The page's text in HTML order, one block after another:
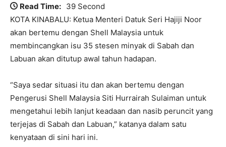
Read Time: 39 Second
KOTA KINABALU: Ketua Menteri Datuk Seri Hajiji Noor
akan bertemu dengan Shell Malaysia untuk
membincangkan isu 35 stesen minyak di Sabah dan
Labuan akan ditutup awal tahun hadapan.
“Saya sedar situasi itu dan akan bertemu dengan
Pengerusi Shell Malaysia Siti Hurrairah Sulaiman untuk
mengetahui lebih lanjut keadaan dan nasib peruncit yang
terjejas di Sabah dan Labuan,” katanya dalam satu
kenyataan di sini hari ini.